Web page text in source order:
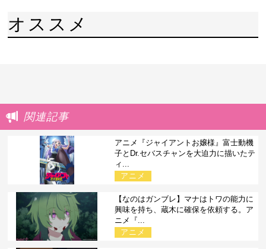
オススメ
関連記事
アニメ『ジャイアントお嬢様』富士動機
子とDr.セバスチャンを大迫力に描いたテ
ィ...
アニメ
【なのはガンブレ】マナはトワの能力に
興味を持ち、蔵木に確保を依頼する。ア
ニメ『...
アニメ